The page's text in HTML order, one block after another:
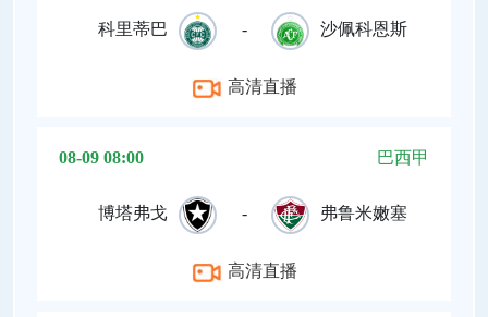
科里蒂巴 - 沙佩科恩斯
高清直播
08-09 08:00 巴西甲
博塔弗戈 - 弗鲁米嫩塞
高清直播